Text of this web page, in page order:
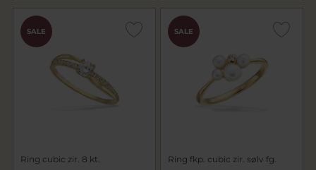
SALE
Ring cubic zir. 8 kt.
SALE
Ring fkp. cubic zir. sølv fg.